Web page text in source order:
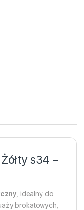
s34 –
, idealny do
brokatowych,